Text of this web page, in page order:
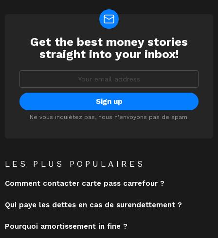
NEWSLETTER
Get the best money stories
straight into your inbox!
Ne vous inquiétez pas, nous n'envoyons pas de spam.
LES PLUS POPULAIRES
Comment contacter carte pass carrefour ?
Qui paye les dettes en cas de surendettement ?
Pourquoi amortissement in fine ?